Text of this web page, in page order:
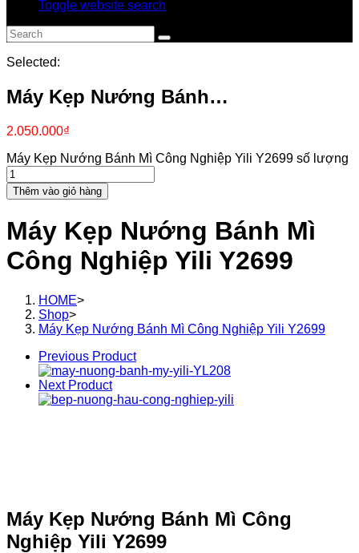
Toggle website search
Selected:
Máy Kẹp Nướng Bánh…
2.050.000₫
Máy Kẹp Nướng Bánh Mì Công Nghiệp Yili Y2699 số lượng
Thêm vào giỏ hàng
Máy Kẹp Nướng Bánh Mì
Công Nghiệp Yili Y2699
HOME>
Shop>
Máy Kẹp Nướng Bánh Mì Công Nghiệp Yili Y2699
Previous Product
Next Product
Máy Kẹp Nướng Bánh Mì Công
Nghiệp Yili Y2699